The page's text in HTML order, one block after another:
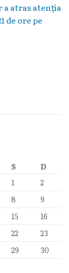
atras atenția
de ore pe
S
D
1
2
8
9
15
16
22
23
29
30